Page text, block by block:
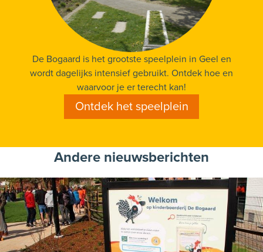
De Bogaard is het grootste speelplein in Geel en
wordt dagelijks intensief gebruikt. Ontdek hoe en
waarvoor je er terecht kan!
Ontdek het speelplein
Andere nieuwsberichten